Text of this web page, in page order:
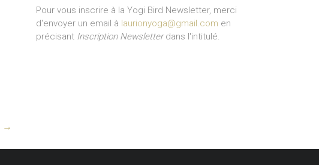
→
Pour vous inscrire à la Yogi Bird Newsletter, merci
d'envoyer un email à laurionyoga@gmail.com en
précisant Inscription Newsletterdans l'intitulé.